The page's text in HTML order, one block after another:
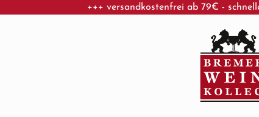
+++ versandkostenfrei ab 79€ -